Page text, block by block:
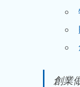
創業